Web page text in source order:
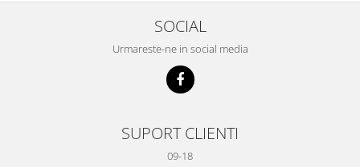
SOCIAL
Urmareste-ne in social media
SUPORT CLIENTI
09-18